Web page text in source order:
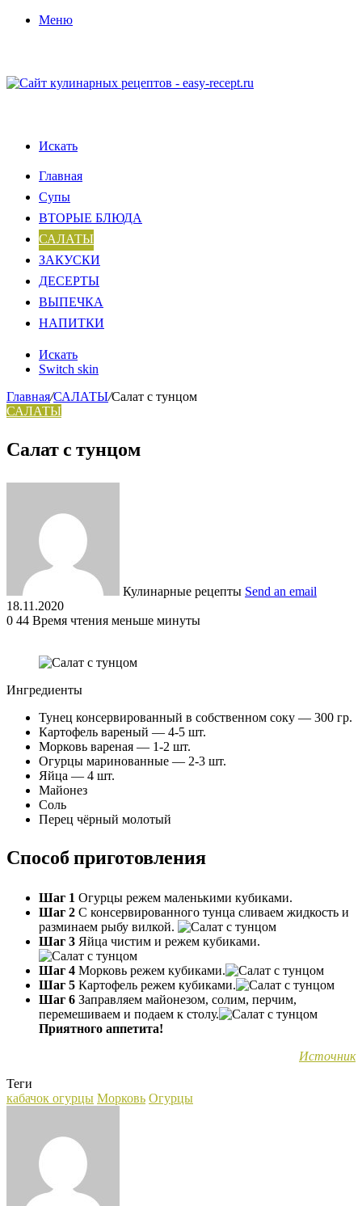
Меню
Искать
Главная
Супы
ВТОРЫЕ БЛЮДА
САЛАТЫ
ЗАКУСКИ
ДЕСЕРТЫ
ВЫПЕЧКА
НАПИТКИ
Искать
Switch skin
Главная/САЛАТЫ/Салат с тунцом
САЛАТЫ
Салат с тунцом
Кулинарные рецепты Send an email
18.11.2020
0 44 Время чтения меньше минуты
Ингредиенты
Тунец консервированный в собственном соку — 300 гр.
Картофель вареный — 4-5 шт.
Морковь вареная — 1-2 шт.
Огурцы маринованные — 2-3 шт.
Яйца — 4 шт.
Майонез
Соль
Перец чёрный молотый
Способ приготовления
Шаг 1 Огурцы режем маленькими кубиками.
Шаг 2 С консервированного тунца сливаем жидкость и
разминаем рыбу вилкой.
Шаг 3 Яйца чистим и режем кубиками.
Шаг 4 Морковь режем кубиками.
Шаг 5 Картофель режем кубиками.
Шаг 6 Заправляем майонезом, солим, перчим,
перемешиваем и подаем к столу.
Приятного аппетита!
Источник
Теги
кабачок огурцы Морковь Огурцы